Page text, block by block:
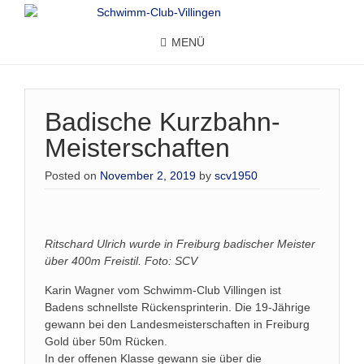
MENÜ
Badische Kurzbahn-
Meisterschaften
Posted on November 2, 2019 by scv1950
Ritschard Ulrich wurde in Freiburg badischer Meister
über 400m Freistil. Foto: SCV
Karin Wagner vom Schwimm-Club Villingen ist
Badens schnellste Rückensprinterin. Die 19-Jährige
gewann bei den Landesmeisterschaften in Freiburg
Gold über 50m Rücken.
In der offenen Klasse gewann sie über die